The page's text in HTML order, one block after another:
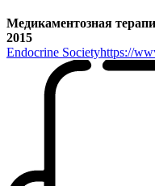
Медикаментозная
2015
Endocrine Societyhttps://